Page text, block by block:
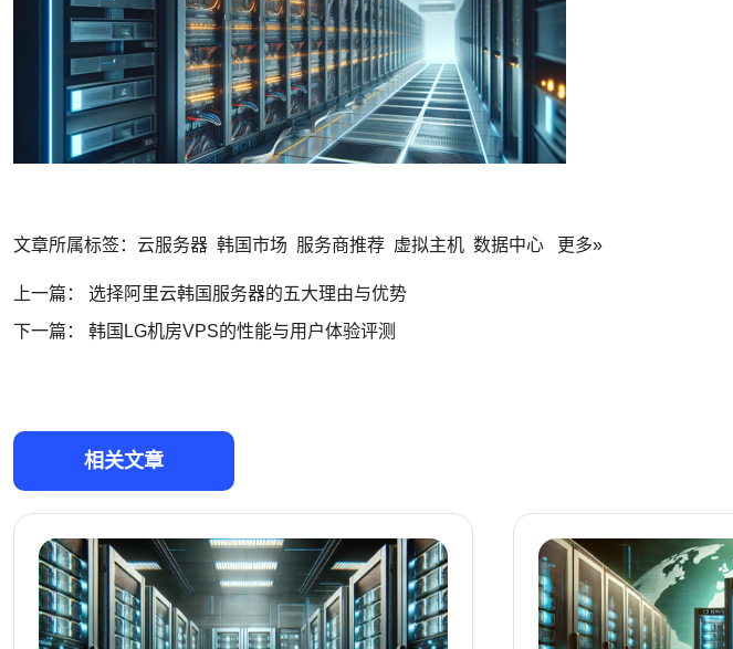
文章所属标签： 云服务器 韩国市场 服务商推荐 虚拟主机 数据中心 更多»
上一篇：
选择阿里云韩国服务器的五大理由与优势
下一篇：
韩国LG机房VPS的性能与用户体验评测
相关文章